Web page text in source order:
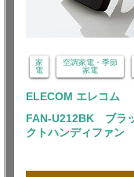
家
電
空調家電・季節
家電
ELECOM エレコム
FAN-U212BK ブ
クトハンディファン